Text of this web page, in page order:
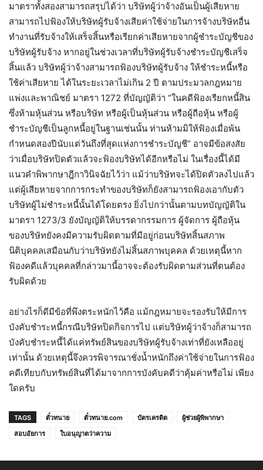
มาตราทั้งสองสามารถสรุปได้ว่า บริษัทผู้ว่าจ้างอันเป็นผู้เสียหาย
สามารถไปฟ้องให้บริษัทผู้รับจ้างเสียค่าใช้จ่ายในการจ้างบริษัทอื่น
ทำงานที่รับจ้างให้เสร็จสิ้นหรือเรียกค่าเสียหายจากผู้ชำระบัญชีของ
บริษัทผู้รับจ้าง หากอยู่ในช่วงเวลาที่บริษัทผู้รับจ้างชำระบัญชีเสร็จ
สิ้นแล้ว บริษัทผู้ว่าจ้างสามารถฟ้องบริษัทผู้รับจ้าง ให้ชำระหนี้หรือ
ใช้ค่าเสียหาย ได้ในระยะเวลาไม่เกิน 2 ปี ตามประมวลกฎหมาย
แพ่งและพาณิชย์ มาตรา 1272 ที่บัญญัติว่า “ในคดีฟ้องเรียกหนี้สิน
ซึ่งห้ามหุ้นส่วน หรือบริษัท หรือผู้เป็นหุ้นส่วน หรือผู้ถือหุ้น หรือผู้
ชำระบัญชีเป็นลูกหนี้อยู่ในฐานเช่นนั้น ท่านห้ามมิให้ฟ้องเมื่อพ้น
กำหนดสองปีนับแต่วันถึงที่สุดแห่งการชำระบัญชี” อาจมีข้อสงสัย
ว่าเมื่อบริษัทปิดตัวแล้วจะฟ้องบริษัทได้อีกหรือไม่ ในเรื่องนี้ได้มี
แนวคำพิพากษาฎีกาวินิจฉัยไว้ว่า แม้ว่าบริษัทจะได้ปิดตัวลงไปแล้ว
แต่ผู้เสียหายจากการกระทำของบริษัทก็ยังสามารถฟ้องเอากับตัว
บริษัทผู้ไม่ชำระหนี้นั้นได้โดยตรง ยิ่งไปกว่านั้นตามบทบัญญัติใน
มาตรา 1273/3 ยังบัญญัติให้บรรดากรรมการ ผู้จัดการ ผู้ถือหุ้น
ของบริษัทยังคงมีความรับผิดตามที่มีอยู่ก่อนบริษัทสิ้นสภาพ
นิติบุคคลเสมือนกับว่าบริษัทยังไม่สิ้นสภาพบุคคล ด้วยเหตุนี้หาก
ฟ้องคดีแล้วบุคคลที่กล่าวมานี้อาจจะต้องรับผิดตามส่วนที่ตนต้อง
รับผิดด้วย
อย่างไรก็ดีมีข้อที่พึงตระหนักไว้คือ แม้กฎหมายจะรองรับให้มีการ
บังคับชำระหนี้กรณีบริษัทปิดกิจการไป แต่บริษัทผู้ว่าจ้างก็สามารถ
บังคับชำระหนี้ได้แค่ทรัพย์สินของบริษัทผู้รับจ้างเท่าที่ยังเหลืออยู่
เท่านั้น ด้วยเหตุนี้จึงควรพิจารณาชั่งน้ำหนักถึงค่าใช้จ่ายในการฟ้อง
คดีเทียบกับทรัพย์สินที่ได้มาจากการบังคับคดีว่าคุ้มค่าหรือไม่ เพียง
ใดครับ
TAGS ตั๋วทนาย ตั๋วทนาย.com บัตรเครดิต
ผู้ช่วยผู้พิพากษา
สอบอัยการ
ใบอนุญาตว่าความ